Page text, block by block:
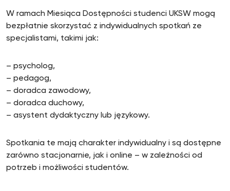
W ramach Miesiąca Dostępności studenci UKSW mogą
bezpłatnie skorzystać z indywidualnych spotkań ze
specjalistami, takimi jak:
– psycholog,
– pedagog,
– doradca zawodowy,
– doradca duchowy,
– asystent dydaktyczny lub językowy.
Spotkania te mają charakter indywidualny i są dostępne
zarówno stacjonarnie, jak i online – w zależności od
potrzeb i możliwości studentów.